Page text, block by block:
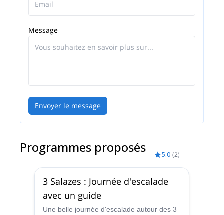
Message
Envoyer le message
Programmes proposés 5.0 (2)
3 Salazes : Journée d'escalade
avec un guide
Une belle journée d'escalade autour des 3